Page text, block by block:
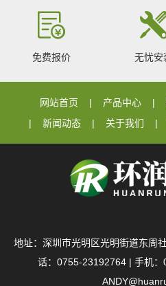
免费报价 无忧安
网站首页 产品中心
新闻动态
关于我们
地址：深圳市光明区光明街道东周
话：0755-23192764 | 手机：